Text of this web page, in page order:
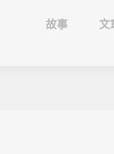
故事 文